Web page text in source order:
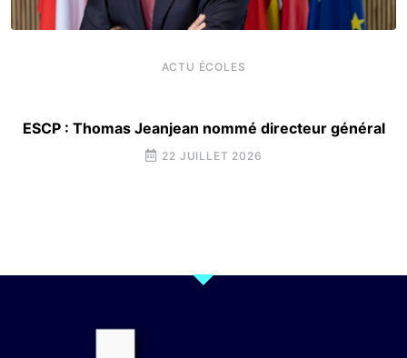
ACTU ÉCOLES
ESCP : Thomas Jeanjean nommé directeur général
22 JUILLET 2026